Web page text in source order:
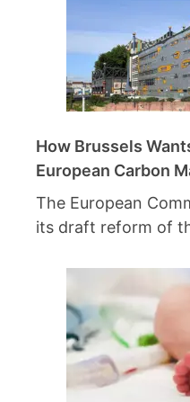
How Brussels
European Carbon
The European
its draft reform of